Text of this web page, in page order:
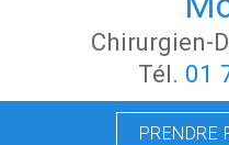
Chirurgien-
Tél. 01
PRENDRE